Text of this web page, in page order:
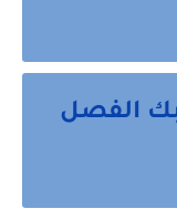
الفصل